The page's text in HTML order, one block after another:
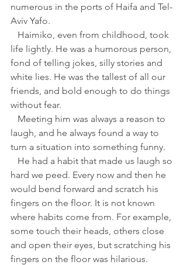
numerous in the ports of Haifa and Tel-
Aviv Yafo.
life lightly. He was a humorous person,
fond of telling jokes, silly stories and
white lies. He was the tallest of all our
friends, and bold enough to do things
without fear.
laugh, and he always found a way to
turn a situation into something funny.
hard we peed. Every now and then he
would bend forward and scratch his
fingers on the floor. It is not known
where habits come from. For example,
some touch their heads, others close
and open their eyes, but scratching his
fingers on the floor was hilarious.